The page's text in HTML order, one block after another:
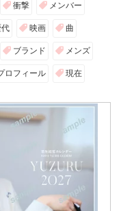
衝撃 メンバー
映画 曲
ブランド メンズ
ロフィール 現在